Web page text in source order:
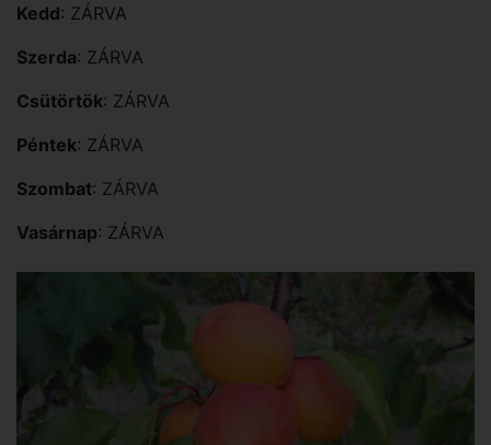
Kedd: ZÁRVA
Szerda: ZÁRVA
Csütörtök: ZÁRVA
Péntek: ZÁRVA
Szombat: ZÁRVA
Vasárnap: ZÁRVA